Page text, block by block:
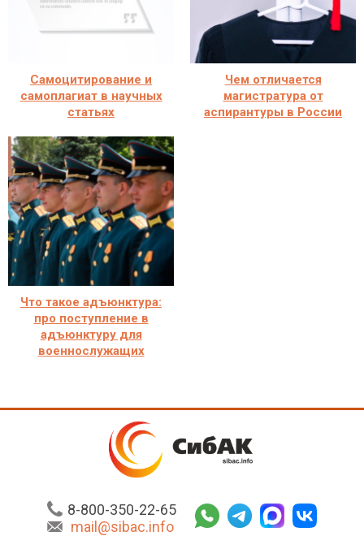
Самоцитирование и
самоплагиат в научных
статьях
Чем отличается
магистратура от
аспирантуры в России
Что такое адъюнктура:
про поступление в
адъюнктуру для
военнослужащих
8-800-350-22-65
mail@sibac.info